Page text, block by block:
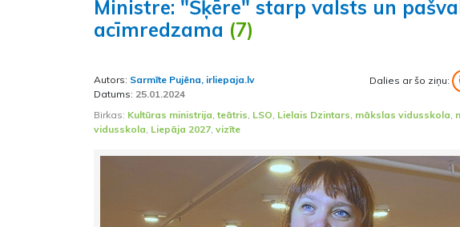
Ministre: "Šķēre" starp valsts un
acīmredzama (7)
Autors: Sarmīte Pujēna, irliepaja.lv
Datums: 25.01.2024
Dalies ar šo ziņu:
Birkas: Kultūras ministrija,teātris, LSO, Lielais Dzintars, mākslas vidusskola,
vidusskola, Liepāja 2027, vizīte